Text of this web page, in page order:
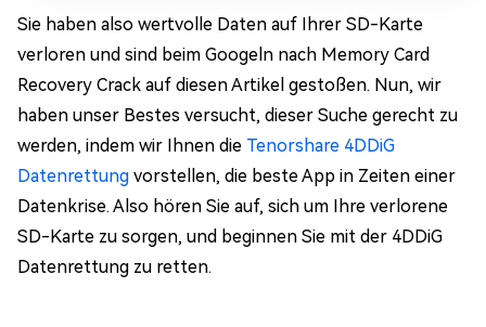
Sie haben also wertvolle Daten auf Ihrer SD-Karte
verloren und sind beim Googeln nach Memory Card
Recovery Crack auf diesen Artikel gestoßen. Nun, wir
haben unser Bestes versucht, dieser Suche gerecht zu
werden, indem wir Ihnen die Tenorshare 4DDiG
Datenrettung vorstellen, die beste App in Zeiten einer
Datenkrise. Also hören Sie auf, sich um Ihre verlorene
SD-Karte zu sorgen, und beginnen Sie mit der 4DDiG
Datenrettung zu retten.